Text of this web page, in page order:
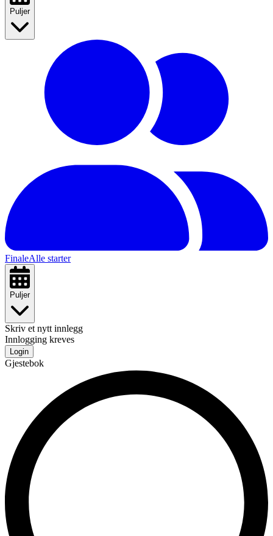
Puljer
FinaleAlle starter
Puljer
Skriv et nytt innlegg
Innlogging kreves
Login
Gjestebok